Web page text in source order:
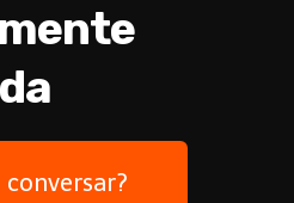
conversar?